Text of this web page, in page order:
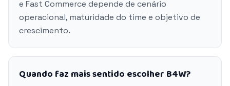
e Fast Commerce depende de cenário
operacional, maturidade do time e objetivo de
crescimento.
Quando faz mais sentido escolher B4W?